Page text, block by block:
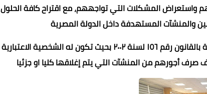
واستعراض المشكلات التي تواجههم، مع اقتراح كافة الحلول
والمنشآت المستهدفة داخل الدولة المصرية
يذكر أن صندوق إعانات الطوارئ للعمال أنشئ بقرار من رئيس الجمهورية بالقانون رقم ١٥٦ لسنة ٢٠٠٢ بحيث تكون له الشخصية الاعتبارية
صرف أجورهم من المنشآت التي يتم إغلاقها كليا او جزئيا